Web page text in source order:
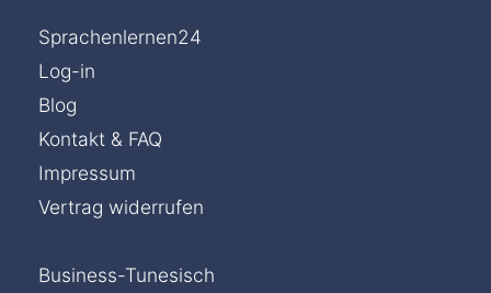
Sprachenlernen24
Log-in
Blog
Kontakt & FAQ
Impressum
Vertrag widerrufen
Business-Tunesisch